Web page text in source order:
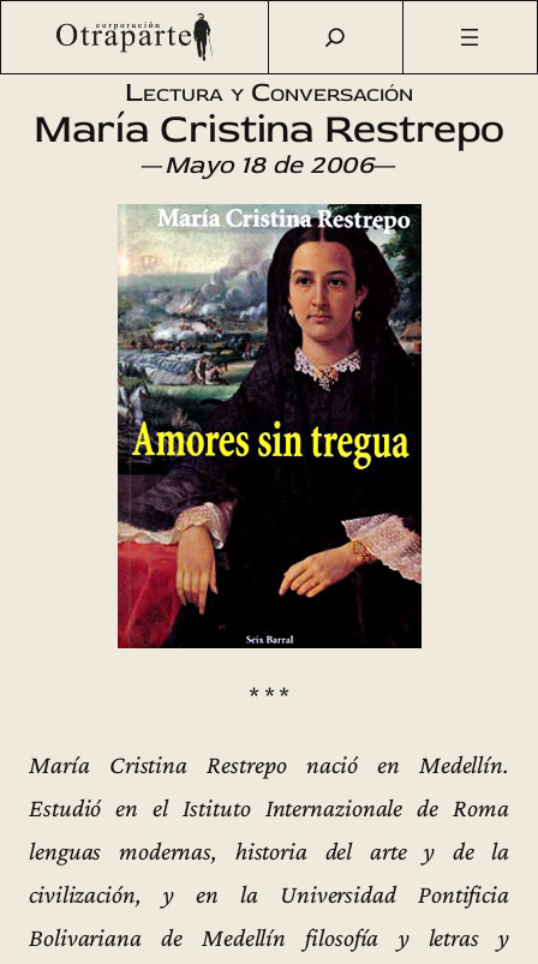
Saltar
Otraparte.org/Agenda Cultural Literatura
Amores sin
Lectura y Conversación
María Cristina Restrepo
—Mayo 18 de 2006—
* * *
María Cristina Restrepo nació en Medellín.
Estudió en el Istituto Internazionale de Roma
lenguas modernas, historia del arte y de la
civilización, y en la Universidad Pontificia
Bolivariana de Medellín filosofía y letras y